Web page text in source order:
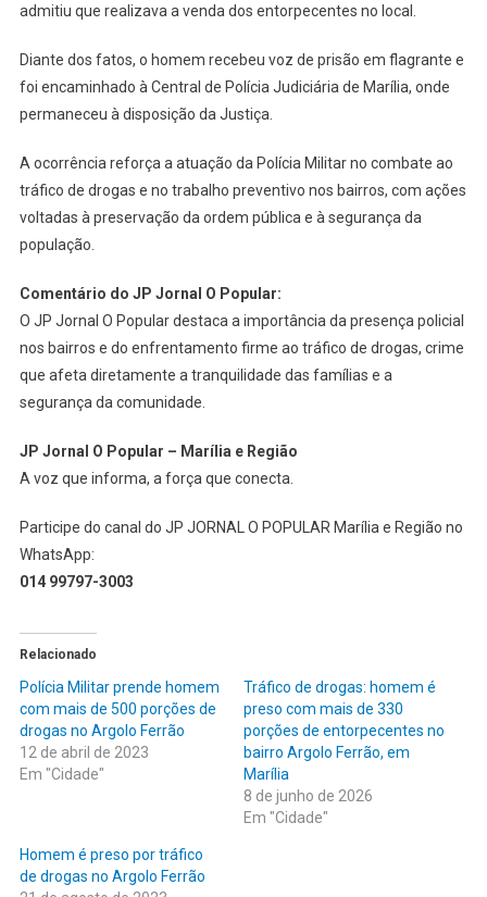
admitiu que realizava a venda dos entorpecentes no local.
Diante dos fatos, o homem recebeu voz de prisão em flagrante e
foi encaminhado à Central de Polícia Judiciária de Marília, onde
permaneceu à disposição da Justiça.
A ocorrência reforça a atuação da Polícia Militar no combate ao
tráfico de drogas e no trabalho preventivo nos bairros, com ações
voltadas à preservação da ordem pública e à segurança da
população.
Comentário do JP Jornal O Popular:
O JP Jornal O Popular destaca a importância da presença policial
nos bairros e do enfrentamento firme ao tráfico de drogas, crime
que afeta diretamente a tranquilidade das famílias e a
segurança da comunidade.
JP Jornal O Popular – Marília e Região
A voz que informa, a força que conecta.
Participe do canal do JP JORNAL O POPULAR Marília e Região no
WhatsApp:
014 99797-3003
Relacionado
Polícia Militar prende homem
com mais de 500 porções de
drogas no Argolo Ferrão
12 de abril de 2023
Em "Cidade"
Tráfico de drogas: homem é
preso com mais de 330
porções de entorpecentes no
bairro Argolo Ferrão, em
Marília
8 de junho de 2026
Em "Cidade"
Homem é preso por tráfico
de drogas no Argolo Ferrão